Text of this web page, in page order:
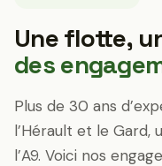
Une flotte,
des
Plus de 30 ans
l’Hérault et le
l’A9. Voici nos